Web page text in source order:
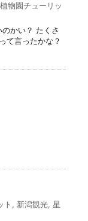
物園チューリッ
かい？ たくさ
て言ったかな？
ト , 新潟観光, 星